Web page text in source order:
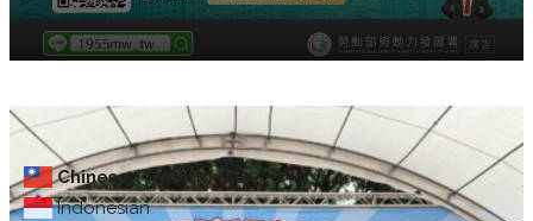
Chinese (Traditional)
Indonesian